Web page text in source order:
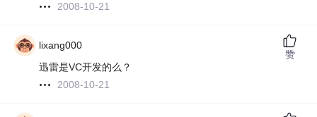
2008-10-21
lixang000
迅雷是VC开发的么？
2008-10-21
赞